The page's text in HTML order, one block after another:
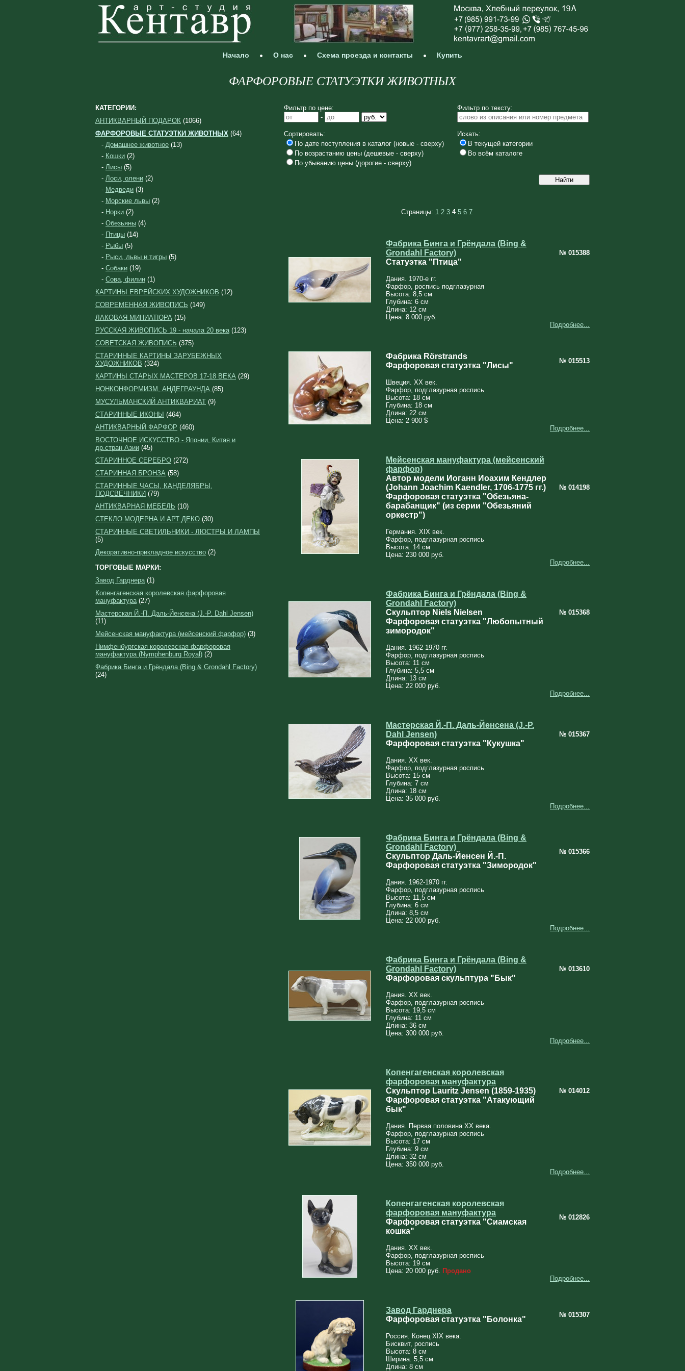
Начало О нас Схема проезда и контакты Купить
ФАРФОРОВЫЕ СТАТУЭТКИ ЖИВОТНЫХ
КАТЕГОРИИ:
АНТИКВАРНЫЙ ПОДАРОК (1066)
ФАРФОРОВЫЕ СТАТУЭТКИ ЖИВОТНЫХ (64)
- Домашнее животное (13)
- Кошки (2)
- Лисы (5)
- Лоси, олени (2)
- Медведи (3)
- Морские львы (2)
- Норки (2)
- Обезьяны (4)
- Птицы (14)
- Рыбы (5)
- Рыси, львы и тигры (5)
- Собаки (19)
- Сова, филин (1)
КАРТИНЫ ЕВРЕЙСКИХ ХУДОЖНИКОВ (12)
СОВРЕМЕННАЯ ЖИВОПИСЬ (149)
ЛАКОВАЯ МИНИАТЮРА (15)
РУССКАЯ ЖИВОПИСЬ 19 - начала 20 века(123)
СОВЕТСКАЯ ЖИВОПИСЬ (375)
СТАРИННЫЕ КАРТИНЫ ЗАРУБЕЖНЫХ
ХУДОЖНИКОВ (324)
КАРТИНЫ СТАРЫХ МАСТЕРОВ 17-18 ВЕКА (29)
НОНКОНФОРМИЗМ, АНДЕГРАУНДА (85)
МУСУЛЬМАНСКИЙ АНТИКВАРИАТ (9)
СТАРИННЫЕ ИКОНЫ (464)
АНТИКВАРНЫЙ ФАРФОР (460)
ВОСТОЧНОЕ ИСКУССТВО - Японии, Китая и
др.стран Азии (45)
СТАРИННОЕ СЕРЕБРО (272)
СТАРИННАЯ БРОНЗА (58)
СТАРИННЫЕ ЧАСЫ, КАНДЕЛЯБРЫ,
ПОДСВЕЧНИКИ (79)
АНТИКВАРНАЯ МЕБЕЛЬ (10)
СТЕКЛО МОДЕРНА И АРТ ДЕКО (30)
СТАРИННЫЕ СВЕТИЛЬНИКИ - ЛЮСТРЫ И ЛАМПЫ
(5)
Декоративно-прикладное искусство (2)
ТОРГОВЫЕ МАРКИ:
Завод Гарднера(1)
Копенгагенская королевская фарфоровая
мануфактура(27)
Мастерская Й.-П. Даль-Йенсена (J.-P. Dahl Jensen)
(11)
Мейсенская мануфактура (мейсенский фарфор) (3)
Нимфенбургская королевская фарфоровая
мануфактура (Nymphenburg Royal) (2)
Фабрика Бинга и Грёндала (Bing & Grondahl Factory)
(24)
Фильтр по цене:
-
Фильтр по тексту:
Сортировать:
По дате поступления в каталог (новые - сверху)
По возрастанию цены (дешевые - сверху)
По убыванию цены (дорогие - сверху)
Искать:
В текущей категории
Во всём каталоге
Страницы: 1 2 3 4 5 6 7
Фабрика Бинга и Грёндала (Bing &
Grondahl Factory)
Статуэтка "Птица"
№ 015388
Дания. 1970-е гг.
Фарфор, роспись подглазурная
Высота: 8,5 см
Глубина: 6 см
Длина: 12 см
Цена: 8 000 руб.
Подробнее...
Фабрика Rörstrands
Фарфоровая статуэтка "Лисы"
№ 015513
Швеция. XX век.
Фарфор, подглазурная роспись
Высота: 18 см
Глубина: 18 см
Длина: 22 см
Цена: 2 900 $
Подробнее...
Мейсенская мануфактура (мейсенский
фарфор)
Автор модели Иоганн Иоахим Кендлер
(Johann Joachim Kaendler, 1706-1775 гг.)
Фарфоровая статуэтка "Обезьяна-
барабанщик" (из серии "Обезьяний
оркестр")
№ 014198
Германия. XIX век.
Фарфор, подглазурная роспись
Высота: 14 см
Цена: 230 000 руб.
Подробнее...
Фабрика Бинга и Грёндала (Bing &
Grondahl Factory)
Скульптор Niels Nielsen
Фарфоровая статуэтка "Любопытный
зимородок"
№ 015368
Дания. 1962-1970 гг.
Фарфор, подглазурная роспись
Высота: 11 см
Глубина: 5,5 см
Длина: 13 см
Цена: 22 000 руб.
Подробнее...
Мастерская Й.-П. Даль-Йенсена (J.-P.
Dahl Jensen)
Фарфоровая статуэтка "Кукушка"
№ 015367
Дания. XX век.
Фарфор, подглазурная роспись
Высота: 15 см
Глубина: 7 см
Длина: 18 см
Цена: 35 000 руб.
Подробнее...
Фабрика Бинга и Грёндала (Bing &
Grondahl Factory)
Скульптор Даль-Йенсен Й.-П.
Фарфоровая статуэтка "Зимородок"
№ 015366
Дания. 1962-1970 гг.
Фарфор, подглазурная роспись
Высота: 11,5 см
Глубина: 6 см
Длина: 8,5 см
Цена: 22 000 руб.
Подробнее...
Фабрика Бинга и Грёндала (Bing &
Grondahl Factory)
Фарфоровая скульптура "Бык"
№ 013610
Дания. XX век.
Фарфор, подглазурная роспись
Высота: 19,5 см
Глубина: 11 см
Длина: 36 см
Цена: 300 000 руб.
Подробнее...
Копенгагенская королевская
фарфоровая мануфактура
Скульптор Lauritz Jensen (1859-1935)
Фарфоровая статуэтка "Атакующий
бык"
№ 014012
Дания. Первая половина ХХ века.
Фарфор, подглазурная роспись
Высота: 17 см
Глубина: 9 см
Длина: 32 см
Цена: 350 000 руб.
Подробнее...
Копенгагенская королевская
фарфоровая мануфактура
Фарфоровая статуэтка "Сиамская
кошка"
№ 012826
Дания. XX век.
Фарфор, подглазурная роспись
Высота: 19 см
Цена: 20 000 руб. Продано
Подробнее...
Завод Гарднера
Фарфоровая статуэтка "Болонка"
№ 015307
Россия. Конец XIX века.
Бисквит, роспись
Высота: 8 см
Ширина: 5,5 см
Длина: 8 см